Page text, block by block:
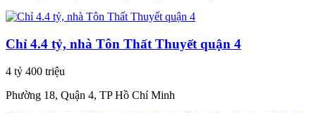
Chỉ 4.4 tỷ, nhà Tôn Thất Thuyết quận 4
4 tỷ 400 triệu
Phường 18, Quận 4, TP Hồ Chí Minh